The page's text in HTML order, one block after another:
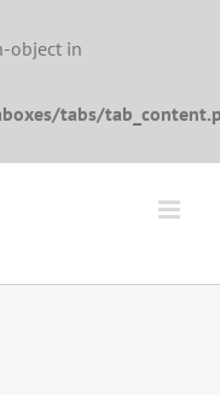
object in
tabs/